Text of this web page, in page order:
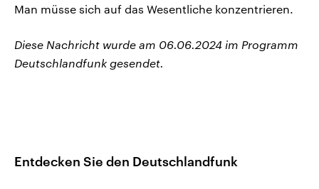
Man müsse sich auf das Wesentliche konzentrieren.
Diese Nachricht wurde am 06.06.2024 im Programm
Deutschlandfunk gesendet.
Entdecken Sie den Deutschlandfunk